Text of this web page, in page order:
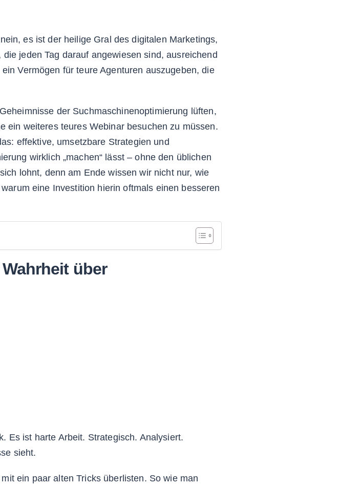
es ist der heilige Gral des digitalen Marketings,
jeden Tag darauf angewiesen sind, ausreichend
Vermögen für teure Agenturen auszugeben, die
der Suchmaschinenoptimierung lüften,
ein weiteres teures Webinar besuchen zu müssen.
effektive, umsetzbare Strategien und
wirklich „machen“ lässt – ohne den üblichen
lohnt, denn am Ende wissen wir nicht nur, wie
eine Investition hierin oftmals einen besseren
über
Es ist harte Arbeit. Strategisch. Analysiert.
sieht.
ein paar alten Tricks überlisten. So wie man